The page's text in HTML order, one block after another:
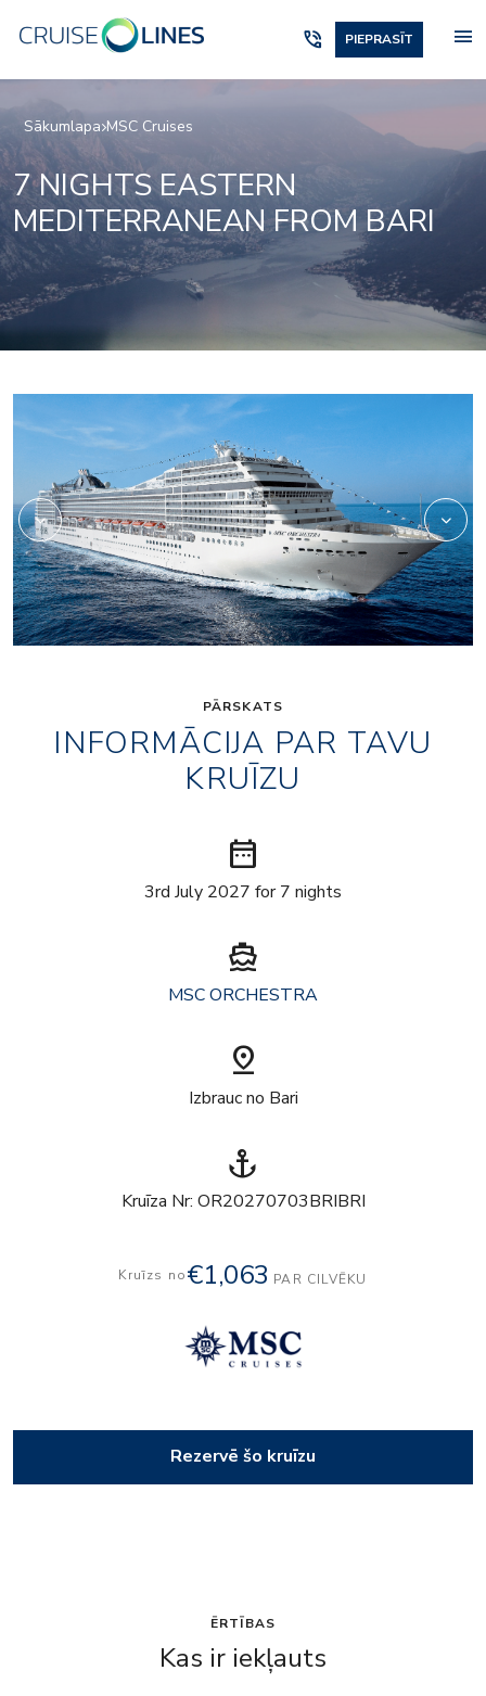
phone_in_talk PIEPRASĪT menu
Sākumlapa MSC Cruises
7 NIGHTS EASTERN
MEDITERRANEAN FROM BARI
PĀRSKATS
INFORMĀCIJA PAR TAVU
KRUĪZU
date_range
3rd July 2027 for 7 nights
directions_boat
MSC ORCHESTRA
pin_drop
Izbrauc no Bari
anchor
Kruīza Nr: OR20270703BRIBRI
Kruīzs no€1,063 PAR CILVĒKU
Rezervē šo kruīzu
ĒRTĪBAS
Kas ir iekļauts